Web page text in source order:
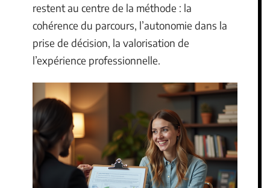
restent au centre de la méthode : la
cohérence du parcours, l’autonomie dans la
prise de décision, la valorisation de
l’expérience professionnelle.